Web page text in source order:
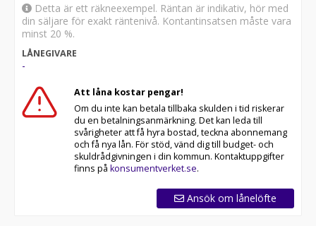
Detta är ett räkneexempel. Räntan är indikativ, hör med
din säljare för exakt räntenivå. Kontantinsatsen måste vara
minst 20 %.
LÅNEGIVARE
-
Att låna kostar pengar!
Om du inte kan betala tillbaka skulden i tid riskerar
du en betalningsanmärkning. Det kan leda till
svårigheter att få hyra bostad, teckna abonnemang
och få nya lån. För stöd, vänd dig till budget- och
skuldrådgivningen i din kommun. Kontaktuppgifter
finns på konsumentverket.se.
Ansök om lånelöfte